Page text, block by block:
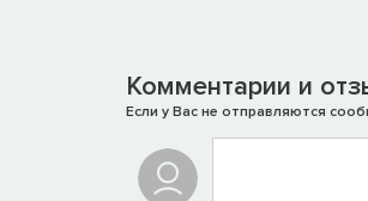
Комментарии и
Если у Вас не отправляются